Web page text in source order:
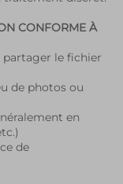
CONFORME À
le fichier
de photos ou
en
de